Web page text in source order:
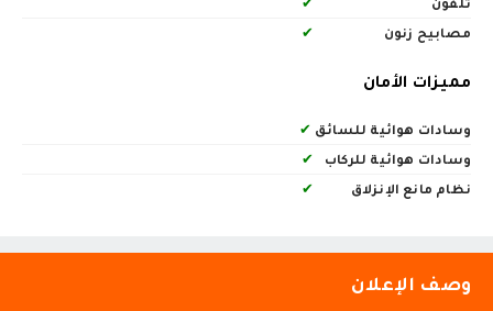
مصابيح زنون
✔
مميزات الأمان
وسادات هوائية للسائق ✔
وسادات هوائية للركاب
✔
نظام مانع الإنزلاق
✔
وصف الإعلان